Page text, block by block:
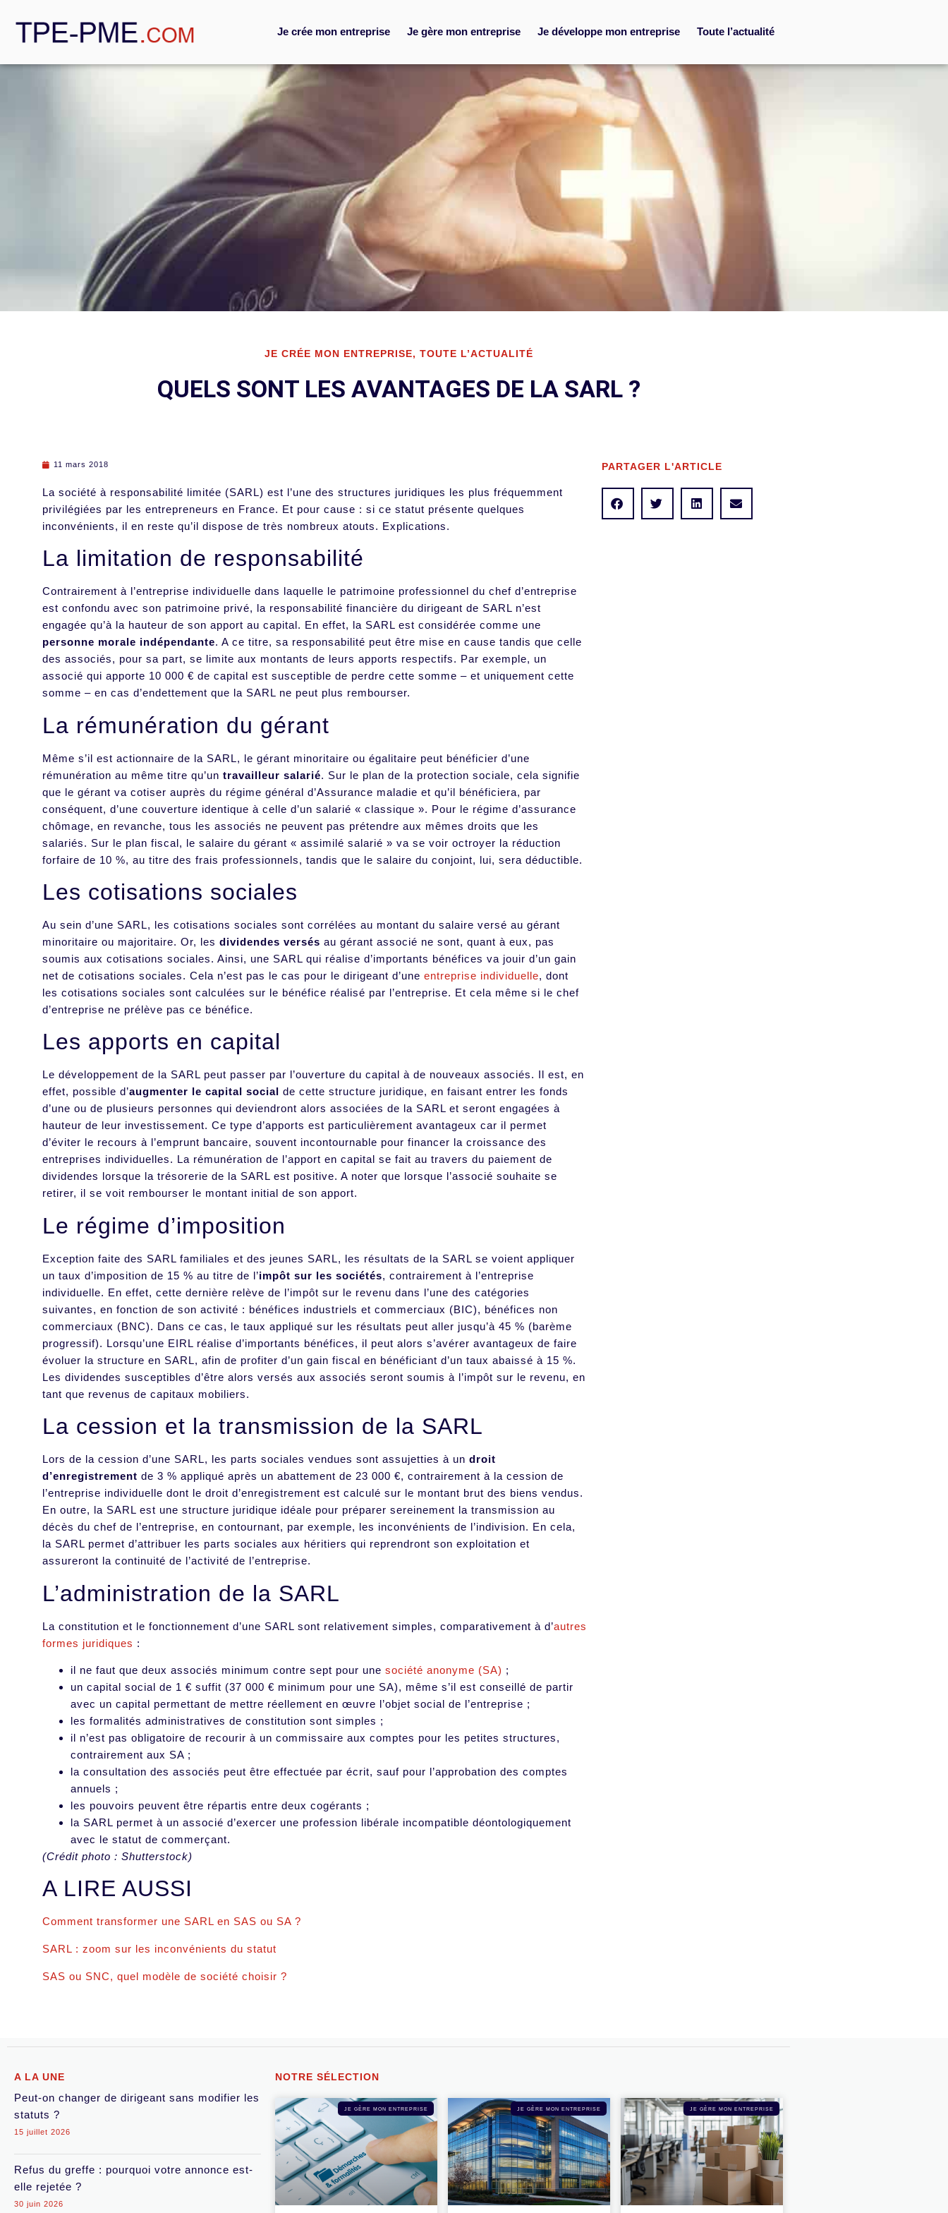
Je crée mon entreprise Je gère mon entreprise Je développe mon entreprise Toute l’actualité
JE CRÉE MON ENTREPRISE, TOUTE L’ACTUALITÉ
QUELS SONT LES AVANTAGES DE LA SARL ?
11 mars 2018
La société à responsabilité limitée (SARL) est l’une des structures juridiques les plus fréquemment
privilégiées par les entrepreneurs en France. Et pour cause : si ce statut présente quelques
inconvénients, il en reste qu’il dispose de très nombreux atouts. Explications.
La limitation de responsabilité
Contrairement à l’entreprise individuelle dans laquelle le patrimoine professionnel du chef d’entreprise
est confondu avec son patrimoine privé, la responsabilité financière du dirigeant de SARL n’est
engagée qu’à la hauteur de son apport au capital. En effet, la SARL est considérée comme une
personne morale indépendante. A ce titre, sa responsabilité peut être mise en cause tandis que celle
des associés, pour sa part, se limite aux montants de leurs apports respectifs. Par exemple, un
associé qui apporte 10 000 € de capital est susceptible de perdre cette somme – et uniquement cette
somme – en cas d’endettement que la SARL ne peut plus rembourser.
La rémunération du gérant
Même s’il est actionnaire de la SARL, le gérant minoritaire ou égalitaire peut bénéficier d’une
rémunération au même titre qu’un travailleur salarié. Sur le plan de la protection sociale, cela signifie
que le gérant va cotiser auprès du régime général d’Assurance maladie et qu’il bénéficiera, par
conséquent, d’une couverture identique à celle d’un salarié « classique ». Pour le régime d’assurance
chômage, en revanche, tous les associés ne peuvent pas prétendre aux mêmes droits que les
salariés. Sur le plan fiscal, le salaire du gérant « assimilé salarié » va se voir octroyer la réduction
forfaire de 10 %, au titre des frais professionnels, tandis que le salaire du conjoint, lui, sera déductible.
Les cotisations sociales
Au sein d’une SARL, les cotisations sociales sont corrélées au montant du salaire versé au gérant
minoritaire ou majoritaire. Or, les dividendes versés au gérant associé ne sont, quant à eux, pas
soumis aux cotisations sociales. Ainsi, une SARL qui réalise d’importants bénéfices va jouir d’un gain
net de cotisations sociales. Cela n’est pas le cas pour le dirigeant d’une entreprise individuelle, dont
les cotisations sociales sont calculées sur le bénéfice réalisé par l’entreprise. Et cela même si le chef
d’entreprise ne prélève pas ce bénéfice.
Les apports en capital
Le développement de la SARL peut passer par l’ouverture du capital à de nouveaux associés. Il est, en
effet, possible d’augmenter le capital social de cette structure juridique, en faisant entrer les fonds
d’une ou de plusieurs personnes qui deviendront alors associées de la SARL et seront engagées à
hauteur de leur investissement. Ce type d’apports est particulièrement avantageux car il permet
d’éviter le recours à l’emprunt bancaire, souvent incontournable pour financer la croissance des
entreprises individuelles. La rémunération de l’apport en capital se fait au travers du paiement de
dividendes lorsque la trésorerie de la SARL est positive. A noter que lorsque l’associé souhaite se
retirer, il se voit rembourser le montant initial de son apport.
Le régime d’imposition
Exception faite des SARL familiales et des jeunes SARL, les résultats de la SARL se voient appliquer
un taux d’imposition de 15 % au titre de l’impôt sur les sociétés, contrairement à l’entreprise
individuelle. En effet, cette dernière relève de l’impôt sur le revenu dans l’une des catégories
suivantes, en fonction de son activité : bénéfices industriels et commerciaux (BIC), bénéfices non
commerciaux (BNC). Dans ce cas, le taux appliqué sur les résultats peut aller jusqu’à 45 % (barème
progressif). Lorsqu’une EIRL réalise d’importants bénéfices, il peut alors s’avérer avantageux de faire
évoluer la structure en SARL, afin de profiter d’un gain fiscal en bénéficiant d’un taux abaissé à 15 %.
Les dividendes susceptibles d’être alors versés aux associés seront soumis à l’impôt sur le revenu, en
tant que revenus de capitaux mobiliers.
La cession et la transmission de la SARL
Lors de la cession d’une SARL, les parts sociales vendues sont assujetties à un droit
d’enregistrement de 3 % appliqué après un abattement de 23 000 €, contrairement à la cession de
l’entreprise individuelle dont le droit d’enregistrement est calculé sur le montant brut des biens vendus.
En outre, la SARL est une structure juridique idéale pour préparer sereinement la transmission au
décès du chef de l’entreprise, en contournant, par exemple, les inconvénients de l’indivision. En cela,
la SARL permet d’attribuer les parts sociales aux héritiers qui reprendront son exploitation et
assureront la continuité de l’activité de l’entreprise.
L’administration de la SARL
La constitution et le fonctionnement d’une SARL sont relativement simples, comparativement à d’autres
formes juridiques :
il ne faut que deux associés minimum contre sept pour une société anonyme (SA) ;
un capital social de 1 € suffit (37 000 € minimum pour une SA), même s’il est conseillé de partir
avec un capital permettant de mettre réellement en œuvre l’objet social de l’entreprise ;
les formalités administratives de constitution sont simples ;
il n’est pas obligatoire de recourir à un commissaire aux comptes pour les petites structures,
contrairement aux SA ;
la consultation des associés peut être effectuée par écrit, sauf pour l’approbation des comptes
annuels ;
les pouvoirs peuvent être répartis entre deux cogérants ;
la SARL permet à un associé d’exercer une profession libérale incompatible déontologiquement
avec le statut de commerçant.
(Crédit photo : Shutterstock)
A LIRE AUSSI
Comment transformer une SARL en SAS ou SA ?
SARL : zoom sur les inconvénients du statut
SAS ou SNC, quel modèle de société choisir ?
PARTAGER L'ARTICLE
A LA UNE
Peut-on changer de dirigeant sans modifier les
statuts ?
15 juillet 2026
Refus du greffe : pourquoi votre annonce est-
elle rejetée ?
30 juin 2026
NOTRE SÉLECTION
JE GÈRE MON ENTREPRISE JE GÈRE MON ENTREPRISE JE GÈRE MON ENTREPRISE